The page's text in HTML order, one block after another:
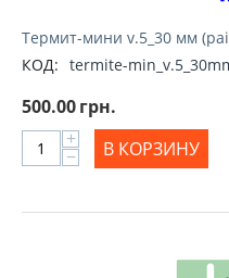
Термит-мини v.5_30 мм
КОД: termite-
500.00грн.
+
− В КОРЗИНУ